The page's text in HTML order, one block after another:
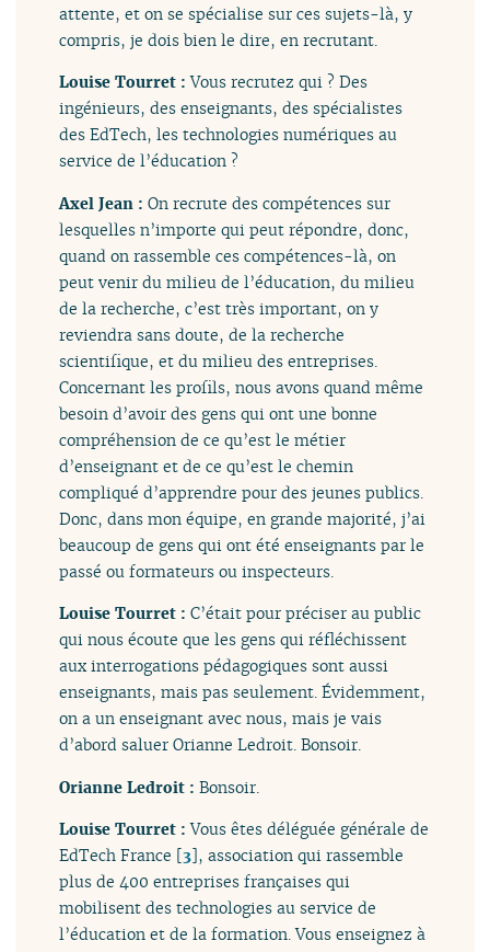
attente, et on se spécialise sur ces sujets-là, y
compris, je dois bien le dire, en recrutant.
Louise Tourret :Vous recrutez qui ? Des
ingénieurs, des enseignants, des spécialistes
des EdTech, les technologies numériques au
service de l’éducation ?
Axel Jean :On recrute des compétences sur
lesquelles n’importe qui peut répondre, donc,
quand on rassemble ces compétences-là, on
peut venir du milieu de l’éducation, du milieu
de la recherche, c’est très important, on y
reviendra sans doute, de la recherche
scientifique, et du milieu des entreprises.
Concernant les profils, nous avons quand même
besoin d’avoir des gens qui ont une bonne
compréhension de ce qu’est le métier
d’enseignant et de ce qu’est le chemin
compliqué d’apprendre pour des jeunes publics.
Donc, dans mon équipe, en grande majorité, j’ai
beaucoup de gens qui ont été enseignants par le
passé ou formateurs ou inspecteurs.
Louise Tourret :C’était pour préciser au public
qui nous écoute que les gens qui réfléchissent
aux interrogations pédagogiques sont aussi
enseignants, mais pas seulement. Évidemment,
on a un enseignant avec nous, mais je vais
d’abord saluer Orianne Ledroit. Bonsoir.
Orianne Ledroit :Bonsoir.
Louise Tourret :Vous êtes déléguée générale de
EdTech France [3], association qui rassemble
plus de 400 entreprises françaises qui
mobilisent des technologies au service de
l’éducation et de la formation. Vous enseignez à